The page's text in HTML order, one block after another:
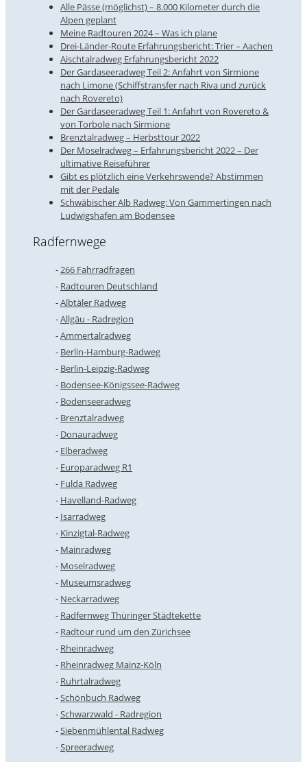
Alle Pässe (möglichst) – 8.000 Kilometer durch die
Alpen geplant
Meine Radtouren 2024 – Was ich plane
Drei-Länder-Route Erfahrungsbericht: Trier – Aachen
Aischtalradweg Erfahrungsbericht 2022
Der Gardaseeradweg Teil 2: Anfahrt von Sirmione
nach Limone (Schiffstransfer nach Riva und zurück
nach Rovereto)
Der Gardaseeradweg Teil 1: Anfahrt von Rovereto &
von Torbole nach Sirmione
Brenztalradweg – Herbsttour 2022
Der Moselradweg – Erfahrungsbericht 2022 – Der
ultimative Reiseführer
Gibt es plötzlich eine Verkehrswende? Abstimmen
mit der Pedale
Schwäbischer Alb Radweg: Von Gammertingen nach
Ludwigshafen am Bodensee
Radfernwege
266 Fahrradfragen
Radtouren Deutschland
Albtäler Radweg
Allgäu - Radregion
Ammertalradweg
Berlin-Hamburg-Radweg
Berlin-Leipzig-Radweg
Bodensee-Königssee-Radweg
Bodenseeradweg
Brenztalradweg
Donauradweg
Elberadweg
Europaradweg R1
Fulda Radweg
Havelland-Radweg
Isarradweg
Kinzigtal-Radweg
Mainradweg
Moselradweg
Museumsradweg
Neckarradweg
Radfernweg Thüringer Städtekette
Radtour rund um den Zürichsee
Rheinradweg
Rheinradweg Mainz-Köln
Ruhrtalradweg
Schönbuch Radweg
Schwarzwald - Radregion
Siebenmühlental Radweg
Spreeradweg